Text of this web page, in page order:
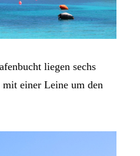
liegen sechs
mit einer Leine um den